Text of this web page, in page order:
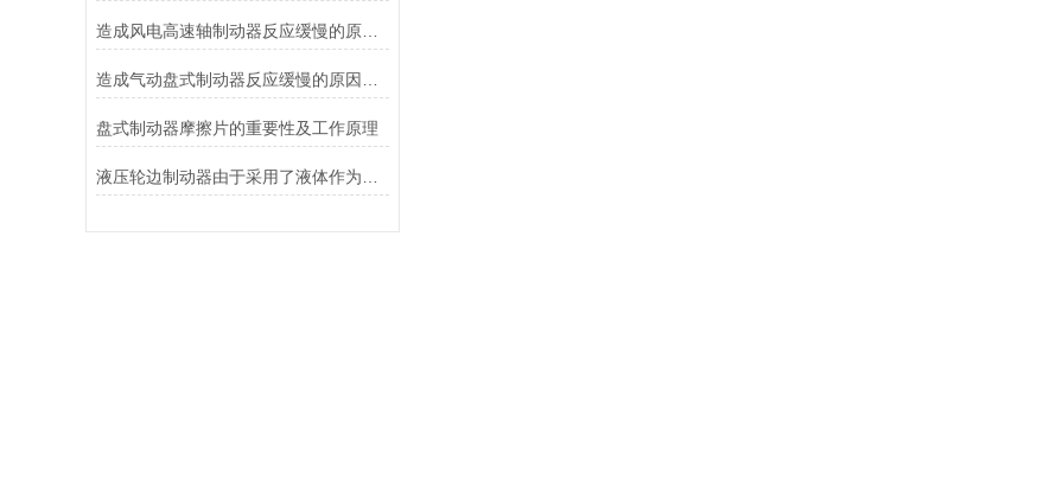
造成风电高速轴制动器反应缓慢的原因有哪些？
盘式制动器摩擦片的重要性及工作原理